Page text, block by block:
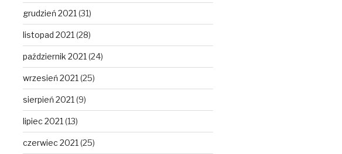
grudzień 2021 (31)
listopad 2021 (28)
październik 2021 (24)
wrzesień 2021 (25)
sierpień 2021 (9)
lipiec 2021 (13)
czerwiec 2021 (25)